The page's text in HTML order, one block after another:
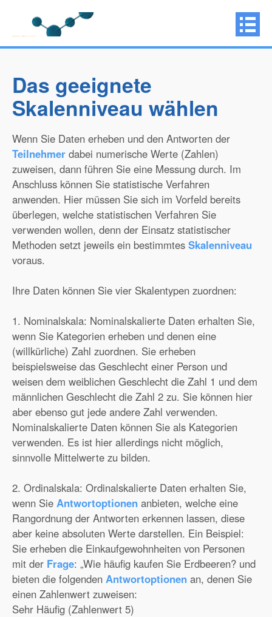
Das geeignete
Skalenniveau wählen
Wenn Sie Daten erheben und den Antworten der
Teilnehmer dabei numerische Werte (Zahlen)
zuweisen, dann führen Sie eine Messung durch. Im
Anschluss können Sie statistische Verfahren
anwenden. Hier müssen Sie sich im Vorfeld bereits
überlegen, welche statistischen Verfahren Sie
verwenden wollen, denn der Einsatz statistischer
Methoden setzt jeweils ein bestimmtes Skalenniveau
voraus.
Ihre Daten können Sie vier Skalentypen zuordnen:
1. Nominalskala: Nominalskalierte Daten erhalten Sie,
wenn Sie Kategorien erheben und denen eine
(willkürliche) Zahl zuordnen. Sie erheben
beispielsweise das Geschlecht einer Person und
weisen dem weiblichen Geschlecht die Zahl 1 und dem
männlichen Geschlecht die Zahl 2 zu. Sie können hier
aber ebenso gut jede andere Zahl verwenden.
Nominalskalierte Daten können Sie als Kategorien
verwenden. Es ist hier allerdings nicht möglich,
sinnvolle Mittelwerte zu bilden.
2. Ordinalskala: Ordinalskalierte Daten erhalten Sie,
wenn Sie Antwortoptionen anbieten, welche eine
Rangordnung der Antworten erkennen lassen, diese
aber keine absoluten Werte darstellen. Ein Beispiel:
Sie erheben die Einkaufgewohnheiten von Personen
mit der Frage: „Wie häufig kaufen Sie Erdbeeren? und
bieten die folgenden Antwortoptionen an, denen Sie
einen Zahlenwert zuweisen:
Sehr Häufig (Zahlenwert 5)